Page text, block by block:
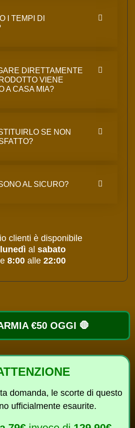
I TEMPI DI
DIRETTAMENTE
VIENE
A CASA MIA?
SE NON
AL SICURO?
clienti è disponibile
lunedì al sabato
8:00alle 22:00
€50 OGGI 🛑
domanda, le scorte di questo
ufficialmente esaurite.